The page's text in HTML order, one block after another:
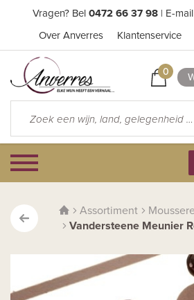
Vragen? Bel 0472 66 37 98 | E-mail
Over Anverres Klantenservice
0
Assortiment
Vandersteene Meunier